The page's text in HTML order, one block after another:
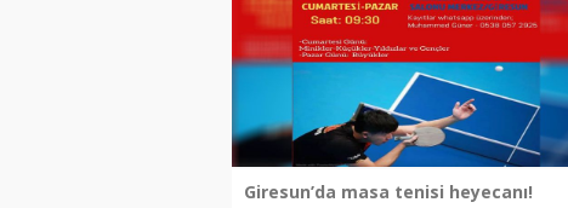
Giresun’da masa tenisi heyecanı!